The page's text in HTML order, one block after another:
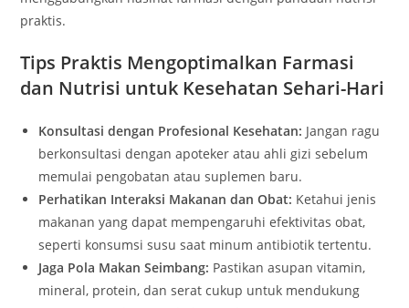
praktis.
Tips Praktis Mengoptimalkan Farmasi
dan Nutrisi untuk Kesehatan Sehari-Hari
Konsultasi dengan Profesional Kesehatan: Jangan ragu
berkonsultasi dengan apoteker atau ahli gizi sebelum
memulai pengobatan atau suplemen baru.
Perhatikan Interaksi Makanan dan Obat: Ketahui jenis
makanan yang dapat mempengaruhi efektivitas obat,
seperti konsumsi susu saat minum antibiotik tertentu.
Jaga Pola Makan Seimbang: Pastikan asupan vitamin,
mineral, protein, dan serat cukup untuk mendukung